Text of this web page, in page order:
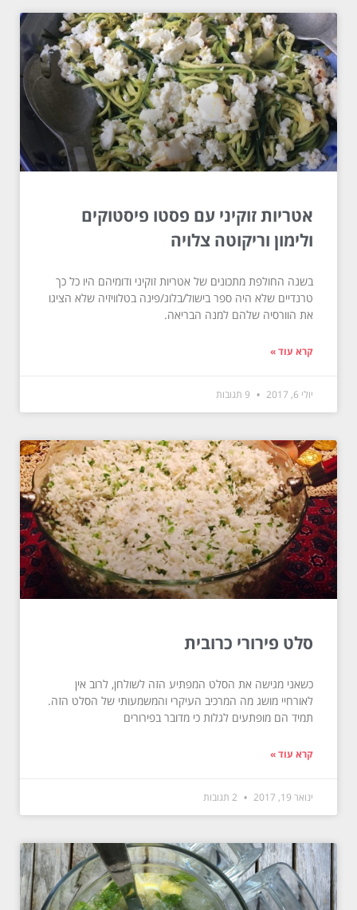
אטריות זוקיני עם פסטו פיסטוקים
ולימון וריקוטה צלויה
בשנה החולפת מתכונים של אטריות זוקיני ודומיהם היו כל כך
טרנדיים שלא היה ספר בישול/בלוג/פינה בטלוויזיה שלא הציגו
את הוורסיה שלהם למנה הבריאה.
קרא עוד »
יולי 6, 2017
סלט פירורי כרובית
כשאני מגישה את הסלט המפתיע הזה לשולחן, לרוב אין
לאורחיי מושג מה המרכיב העיקרי והמשמעותי של הסלט הזה.
תמיד הם מופתעים לגלות כי מדובר בפירורים
קרא עוד »
ינואר 19, 2017